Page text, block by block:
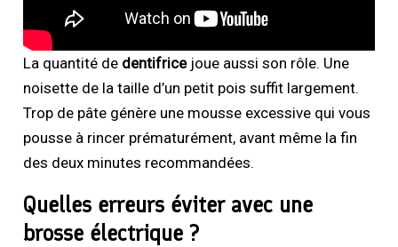
La quantité de dentifricejoue aussi son rôle. Une
noisette de la taille d’un petit pois suffit largement.
Trop de pâte génère une mousse excessive qui vous
pousse à rincer prématurément, avant même la fin
des deux minutes recommandées.
Quelles erreurs éviter avec une
brosse électrique ?